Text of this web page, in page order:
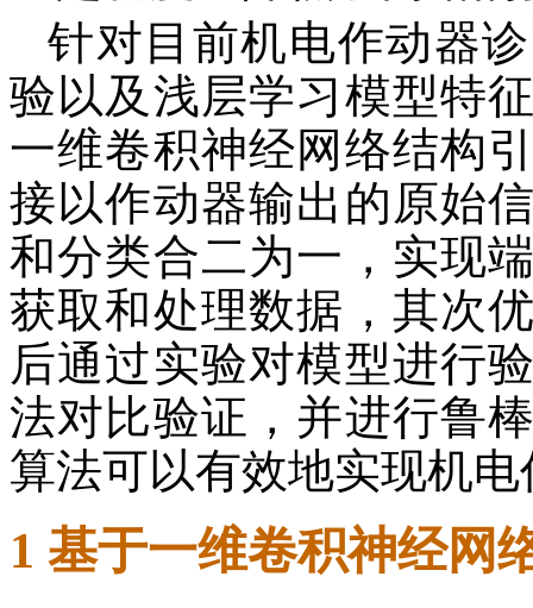
针对目前机电作动器
验以及浅层学习模型特
一维卷积神经网络结构
接以作动器输出的原始
和分类合二为一，实现
获取和处理数据，其次
后通过实验对模型进行
法对比验证，并进行鲁
算法可以有效地实现机
1 基于一维卷积神经网